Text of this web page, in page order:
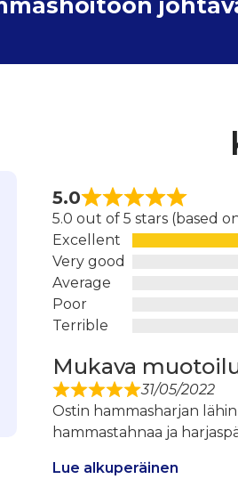
5.0
5.0 out of 5 stars (based
Excellent
Very good
Average
Poor
Terrible
Mukava
31/05/2022
Ostin hammasharjan
hammastahnaa ja
Lue alkuperäinen